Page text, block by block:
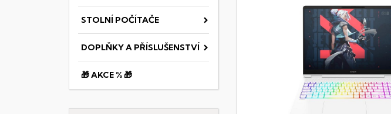
STOLNÍ POČÍTAČE
DOPLŇKY A PŘÍSLUŠENSTVÍ
🎁 AKCE % 🎁